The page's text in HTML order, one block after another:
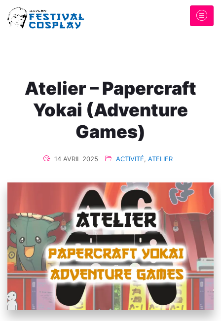
Atelier – Papercraft
Yokai (Adventure
Games)
14 AVRIL 2025 ACTIVITÉ, ATELIER